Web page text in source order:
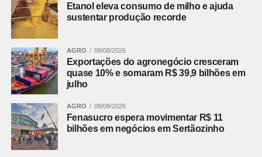
Etanol eleva consumo de milho e ajuda
sustentar produção recorde
AGRO 08/08/2026
Exportações do agronegócio cresceram
quase 10% e somaram R$ 39,9 bilhões em
julho
AGRO 08/08/2026
Fenasucro espera movimentar R$ 11
bilhões em negócios em Sertãozinho